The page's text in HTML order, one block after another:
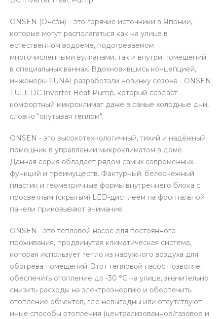
ONSEN (Онсэ́н) – это горячие источники в Японии,
которые могут располагаться как на улице в
естественном водоеме, подогреваемом
многочисленными вулканами, так и внутри помещений
в специальных ваннах. Вдохновившись концепцией,
инженеры FUNAI разработали новинку сезона - ONSEN
FULL DC Inverter Heat Pump, который создаст
комфортный микроклимат даже в самые холодные дни,
словно "окутывая теплом".
ONSEN - это высокотехнологичный, тихий и надёжный
помощник в управлении микроклиматом в доме.
Данная серия обладает рядом самых современных
функций и преимуществ. Фактурный, белоснежный
пластик и геометричные формы внутреннего блока с
просветным (скрытым) LED-дисплеем на фронтальной
панели приковывают внимание.
ONSEN - это тепловой насос для постоянного
проживания, продвинутая климатическая система,
которая использует тепло из наружного воздуха для
обогрева помещений. Этот тепловой насос позволяет
обеспечить отопление до -30 °С на улице, значительно
снизить расходы на электроэнергию и обеспечить
отопление объектов, где невыгодны или отсутствуют
иные способы отопления (централизованное/газовое и